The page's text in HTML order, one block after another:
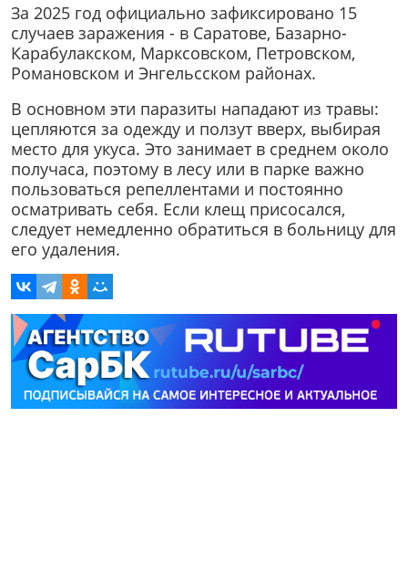
За 2025 год официально зафиксировано 15
случаев заражения - в Саратове, Базарно-
Карабулакском, Марксовском, Петровском,
Романовском и Энгельсском районах.
В основном эти паразиты нападают из травы:
цепляются за одежду и ползут вверх, выбирая
место для укуса. Это занимает в среднем около
получаса, поэтому в лесу или в парке важно
пользоваться репеллентами и постоянно
осматривать себя. Если клещ присосался,
следует немедленно обратиться в больницу для
его удаления.